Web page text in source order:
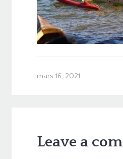
mars 16, 2021
Leave a